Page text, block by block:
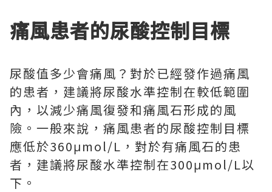
痛風患者的尿酸控制目標
尿酸值多少會痛風？對於已經發作過痛風
的患者，建議將尿酸水準控制在較低範圍
內，以減少痛風復發和痛風石形成的風
險。一般來說，痛風患者的尿酸控制目標
應低於360μmol/L，對於有痛風石的患
者，建議將尿酸水準控制在300μmol/L以
下。